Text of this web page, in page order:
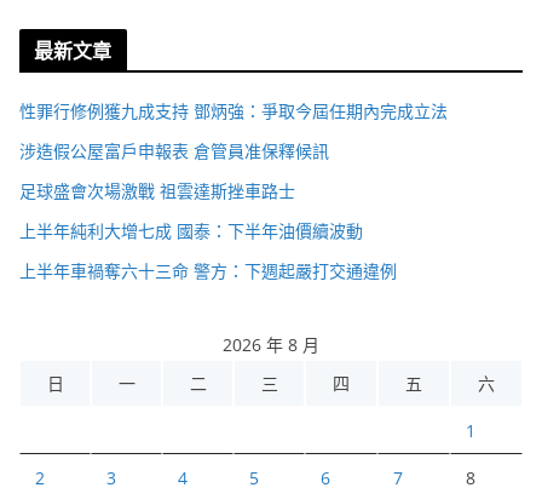
最新文章
性罪行修例獲九成支持 鄧炳強：爭取今屆任期內完成立法
涉造假公屋富戶申報表 倉管員准保釋候訊
足球盛會次場激戰 祖雲達斯挫車路士
上半年純利大增七成 國泰：下半年油價續波動
上半年車禍奪六十三命 警方：下週起嚴打交通違例
2026 年 8 月
日
一 二 三 四 五 六
1
2 3 4 5 6 7 8